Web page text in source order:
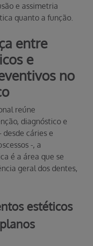
e assimetria
quanto a função.
entre
e
no
reúne
diagnóstico e
cáries e
-, a
é a área que se
geral dos dentes,
estéticos